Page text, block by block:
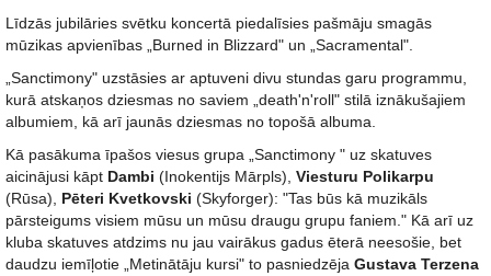
Līdzās jubilāries svētku koncertā piedalīsies pašmāju smagās
mūzikas apvienības „Burned in Blizzard" un „Sacramental".
„Sanctimony" uzstāsies ar aptuveni divu stundas garu programmu,
kurā atskaņos dziesmas no saviem „death'n'roll" stilā iznākušajiem
albumiem, kā arī jaunās dziesmas no topošā albuma.
Kā pasākuma īpašos viesus grupa „Sanctimony " uz skatuves
aicinājusi kāpt Dambi (Inokentijs Mārpls), Viesturu Polikarpu
(Rūsa), Pēteri Kvetkovski (Skyforger): "Tas būs kā muzikāls
pārsteigums visiem mūsu un mūsu draugu grupu faniem." Kā arī uz
kluba skatuves atdzims nu jau vairākus gadus ēterā neesošie, bet
daudzu iemīļotie „Metinātāju kursi" to pasniedzēja Gustava Terzena